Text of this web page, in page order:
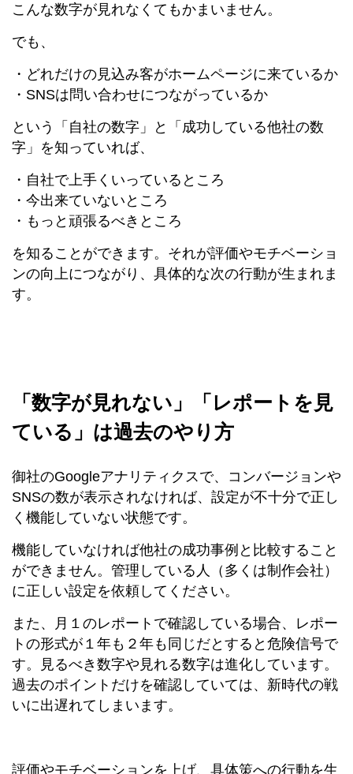
こんな数字が見れなくてもかまいません。
でも、
・どれだけの見込み客がホームページに来ているか
・SNSは問い合わせにつながっているか
という「自社の数字」と「成功している他社の数
字」を知っていれば、
・自社で上手くいっているところ
・今出来ていないところ
・もっと頑張るべきところ
を知ることができます。それが評価やモチベーショ
ンの向上につながり、具体的な次の行動が生まれま
す。
「数字が見れない」「レポートを見
ている」は過去のやり方
御社のGoogleアナリティクスで、コンバージョンや
SNSの数が表示されなければ、設定が不十分で正し
く機能していない状態です。
機能していなければ他社の成功事例と比較すること
ができません。管理している人（多くは制作会社）
に正しい設定を依頼してください。
また、月１のレポートで確認している場合、レポー
トの形式が１年も２年も同じだとすると危険信号で
す。見るべき数字や見れる数字は進化しています。
過去のポイントだけを確認していては、新時代の戦
いに出遅れてしまいます。
評価やモチベーションを上げ、具体策への行動を生